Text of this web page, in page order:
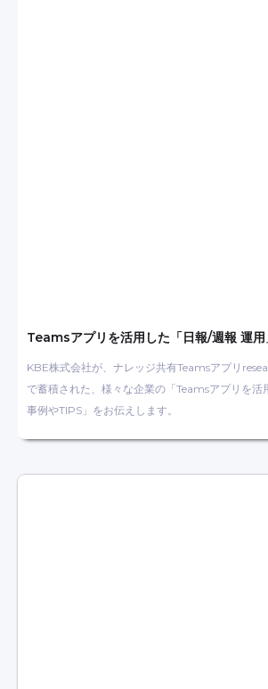
Teamsアプリを活用した「日報/週報 運用
KBE株式会社が、ナレッジ共有Teamsアプリ
で蓄積された、様々な企業の「Teamsアプリを活
事例やTIPS」をお伝えします。